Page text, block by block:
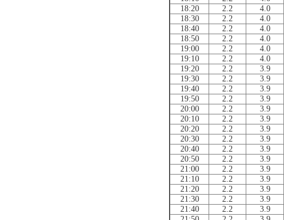
18:20
2.2 4.0
18:30
2.2 4.0
18:40
2.2 4.0
18:50
2.2 4.0
19:00
2.2 4.0
19:10
2.2 4.0
19:20
2.2 3.9
19:30
2.2 3.9
19:40
2.2 3.9
19:50
2.2 3.9
20:00
2.2 3.9
20:10
2.2 3.9
20:20
2.2 3.9
20:30
2.2 3.9
20:40
2.2 3.9
20:50
2.2 3.9
21:00
2.2 3.9
21:10
2.2 3.9
21:20
2.2 3.9
21:30
2.2 3.9
21:40
2.2 3.9